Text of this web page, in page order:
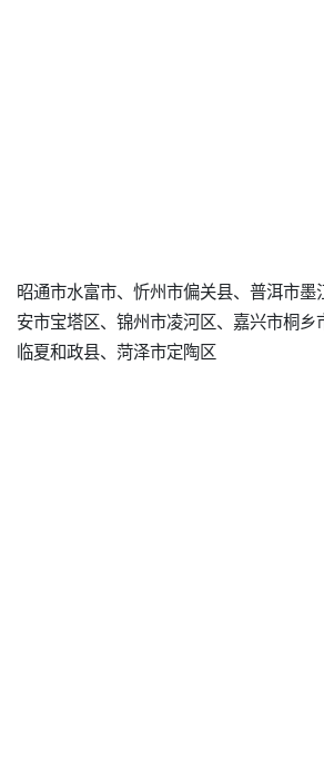
昭通市水富市、忻州市偏关县、普洱市
安市宝塔区、锦州市凌河区、嘉兴市桐乡
临夏和政县、菏泽市定陶区